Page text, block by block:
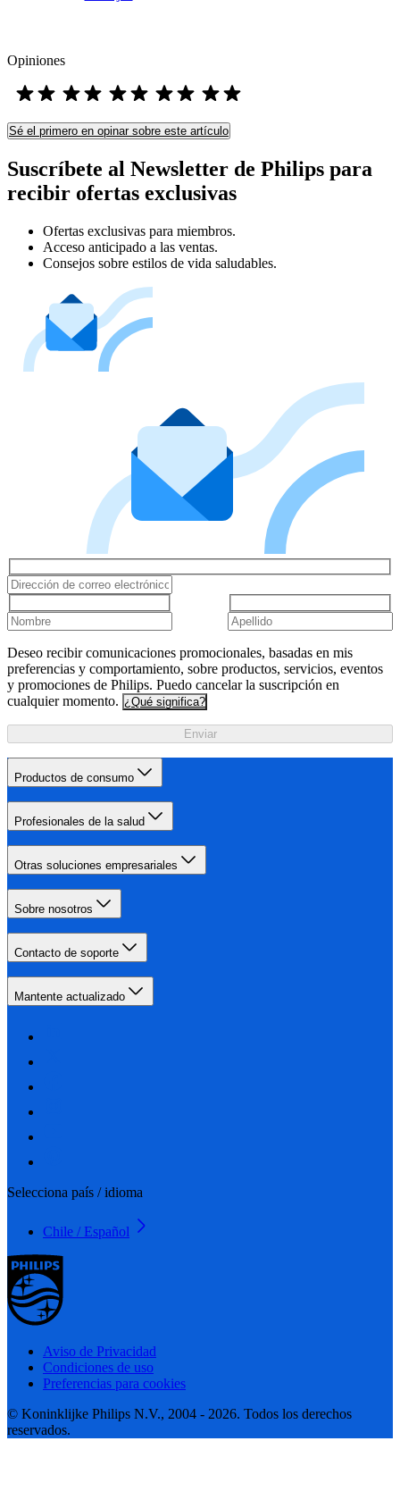
Opiniones
Sé el primero en opinar sobre este artículo
Suscríbete al Newsletter de Philips para
recibir ofertas exclusivas
Ofertas exclusivas para miembros.
Acceso anticipado a las ventas.
Consejos sobre estilos de vida saludables.
Deseo recibir comunicaciones promocionales, basadas en mis
preferencias y comportamiento, sobre productos, servicios, eventos
y promociones de Philips. Puedo cancelar la suscripción en
cualquier momento. ¿Qué significa?
Enviar
Productos de consumo
Profesionales de la salud
Otras soluciones empresariales
Sobre nosotros
Contacto de soporte
Mantente actualizado
Selecciona país / idioma
Chile / Español
Aviso de Privacidad
Condiciones de uso
Preferencias para cookies
© Koninklijke Philips N.V., 2004 - 2026. Todos los derechos
reservados.